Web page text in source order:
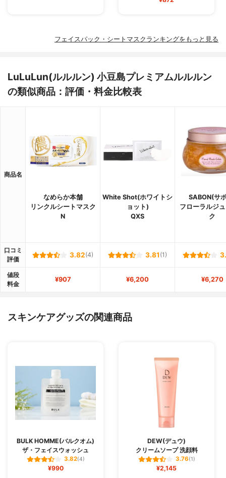
フェイスパック・シートマスクランキングをもっと見る
LuLuLun(ルルルン) 小豆島プレミアムルルルン
の類似商品：評価・料金比較表
商品名
なめらか本舗
リンクルシートマスク
N
White Shot(ホワイトシ
ョット)
QXS
SABON(サ
フローラルジ
ク
口コミ
評価
3.82(4) 3.81 (1)
値段
料金
¥907 ¥6,200 ¥6,270
スキンケアグッズの関連商品
BULK HOMME(バルクオム)
ザ・フェイスウォッシュ
3.82(4)
¥990
DEW(デュウ)
クリームソープ 洗顔料
3.76(1)
¥2,145